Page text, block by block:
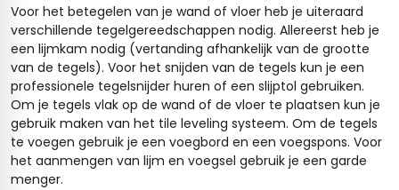
Voor het betegelen van je wand of vloer heb je uiteraard
verschillende tegelgereedschappen nodig. Allereerst heb je
een lijmkam nodig (vertanding afhankelijk van de grootte
van de tegels). Voor het snijden van de tegels kun je een
professionele tegelsnijder huren of een slijptol gebruiken.
Om je tegels vlak op de wand of de vloer te plaatsen kun je
gebruik maken van het tile leveling systeem. Om de tegels
te voegen gebruik je een voegbord en een voegspons. Voor
het aanmengen van lijm en voegsel gebruik je een garde
menger.